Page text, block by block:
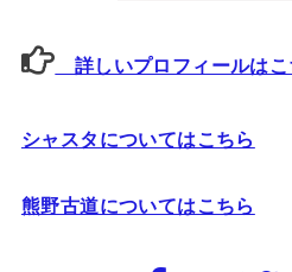
詳しいプロフィールはこ
シャスタについてはこちら
熊野古道についてはこちら